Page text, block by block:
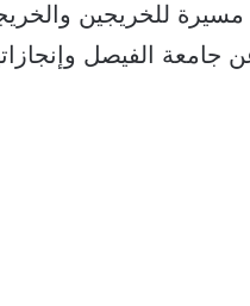
مسيرة للخريجين
جامعة الفيصل